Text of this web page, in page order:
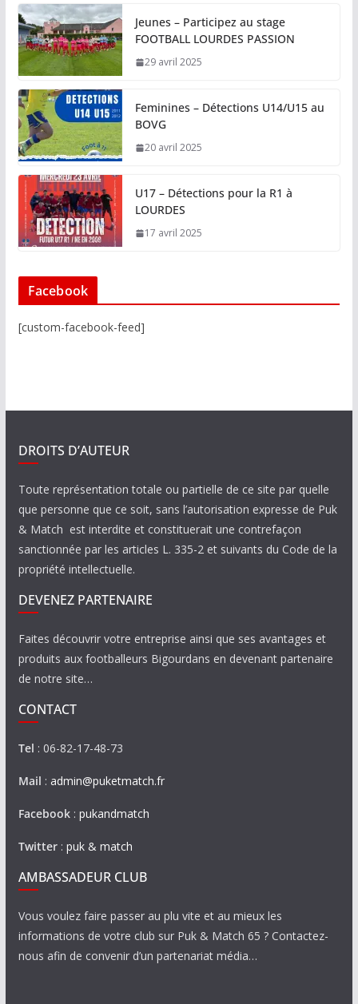
Jeunes – Participez au stage
FOOTBALL LOURDES PASSION
29 avril 2025
Feminines – Détections U14/U15 au
BOVG
20 avril 2025
U17 – Détections pour la R1 à
LOURDES
17 avril 2025
Facebook
[custom-facebook-feed]
DROITS D’AUTEUR
Toute représentation totale ou partielle de ce site par quelle
que personne que ce soit, sans l’autorisation expresse de Puk
& Match est interdite et constituerait une contrefaçon
sanctionnée par les articles L. 335-2 et suivants du Code de la
propriété intellectuelle.
DEVENEZ PARTENAIRE
Faites découvrir votre entreprise ainsi que ses avantages et
produits aux footballeurs Bigourdans en devenant partenaire
de notre site…
CONTACT
Tel : 06-82-17-48-73
Mail : admin@puketmatch.fr
Facebook: pukandmatch
Twitter: puk & match
AMBASSADEUR CLUB
Vous voulez faire passer au plu vite et au mieux les
informations de votre club sur Puk & Match 65 ? Contactez-
nous afin de convenir d’un partenariat média…